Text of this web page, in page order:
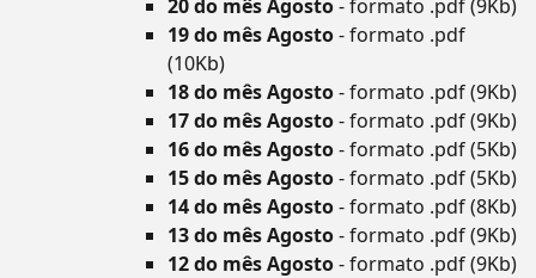
20 do mês Agosto- formato .pdf (9Kb)
19 do mês Agosto- formato .pdf
(10Kb)
18 do mês Agosto- formato .pdf (9Kb)
17 do mês Agosto- formato .pdf (9Kb)
16 do mês Agosto- formato .pdf (5Kb)
15 do mês Agosto- formato .pdf (5Kb)
14 do mês Agosto- formato .pdf (8Kb)
13 do mês Agosto- formato .pdf (9Kb)
12 do mês Agosto- formato .pdf (9Kb)